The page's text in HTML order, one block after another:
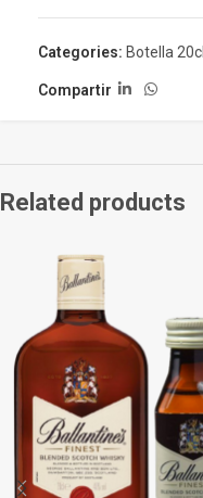
Categories: Botella 20cl
Compartir
Related products